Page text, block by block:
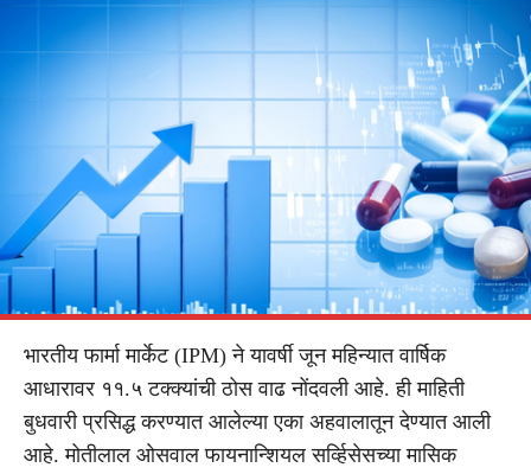
भारतीय फार्मा मार्केट (IPM) ने यावर्षी जून महिन्यात वार्षिक
आधारावर ११.५ टक्क्यांची ठोस वाढ नोंदवली आहे. ही माहिती
बुधवारी प्रसिद्ध करण्यात आलेल्या एका अहवालातून देण्यात आली
आहे. मोतीलाल ओसवाल फायनान्शियल सर्व्हिसेसच्या मासिक